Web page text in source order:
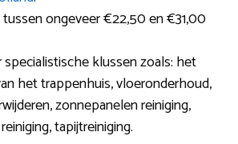
ongeveer €22,50 en €31,00
klussen zoals: het
het trappenhuis, vloeronderhoud,
zonnepanelen reiniging,
tapijtreiniging.